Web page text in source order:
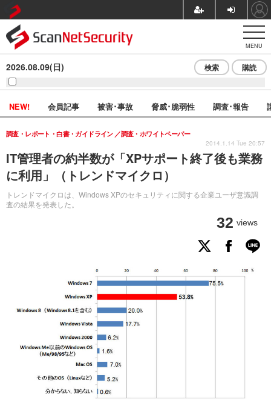
MENU
2026.08.09(日) 検索 購読
NEW! 会員記事 被害･事故 脅威･脆弱性 調査･報告
IT管理者の約半数が「XPサポート終了後も業務
に利用」（トレンドマイクロ）
トレンドマイクロは、Windows XPのセキュリティに関する企業ユーザ意識調
査の結果を発表した。
調査・レポート・白書・ガイドライン 調査・ホワイトペーパー
32 views
2014.1.14 Tue 20:57